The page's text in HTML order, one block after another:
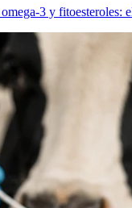
3 y fitoesteroles: